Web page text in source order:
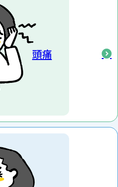
うことがあります。
実は違いがあります。
では体験してきたことその
し、加齢による物忘れの方
み忘れているという特長
ていたのにも関わらず、
うのが認知症の患者さま
たことは覚えているもの
いるというのが加齢による
頭痛